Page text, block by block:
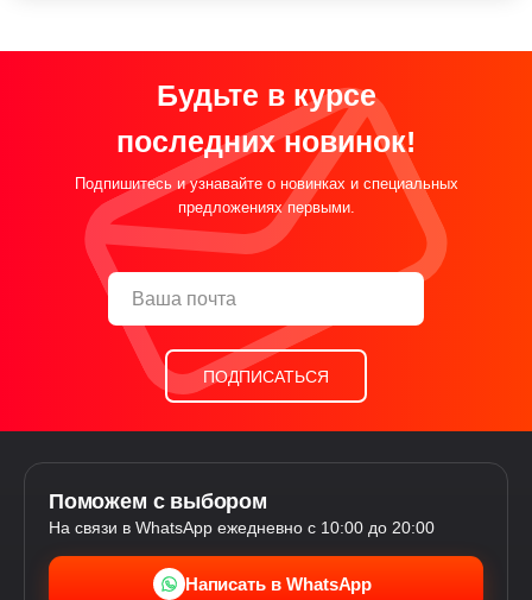
Будьте в курсе
последних новинок!
Подпишитесь и узнавайте о новинках и специальных
предложениях первыми.
ПОДПИСАТЬСЯ
Поможем с выбором
На связи в WhatsApp ежедневно с 10:00 до 20:00
Написать в WhatsApp